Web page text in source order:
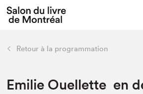
L'événement
Préparer sa visite au
retour
Liens pratiques
Retour à la programmation
Emilie Ouellette en